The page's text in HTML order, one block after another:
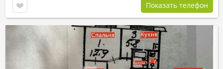
Показать телефон